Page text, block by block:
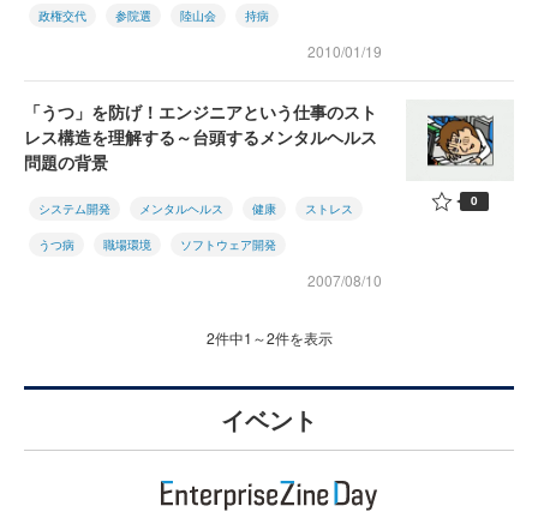
政権交代 参院選 陸山会 持病
2010/01/19
「うつ」を防げ！エンジニアという仕事のスト
レス構造を理解する～台頭するメンタルヘルス
問題の背景
システム開発 メンタルヘルス 健康 ストレス
うつ病 職場環境 ソフトウェア開発
2007/08/10
0
2件中1～2件を表示
イベント